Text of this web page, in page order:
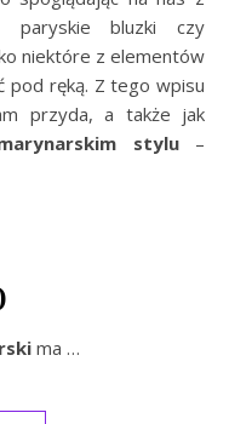
paryskie bluzki czy
niektóre z elementów
pod ręką. Z tego wpisu
przyda, a także jak
stylu–
ma …